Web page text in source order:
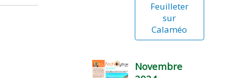
Feuilleter
sur
Calaméo
Novembre